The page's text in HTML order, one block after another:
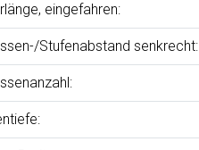
eingefahren:
Stufenabstand senkrecht: